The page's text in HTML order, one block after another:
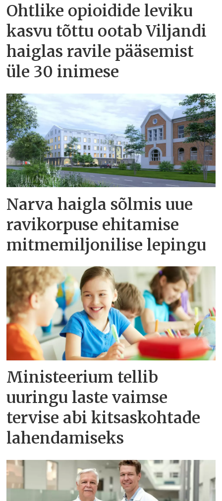
Ohtlike opioidide leviku
kasvu tõttu ootab Viljandi
haiglas ravile pääsemist
üle 30 inimese
Narva haigla sõlmis uue
ravikorpuse ehitamise
mitmemiljonilise lepingu
Ministeerium tellib
uuringu laste vaimse
tervise abi kitsaskohtade
lahendamiseks